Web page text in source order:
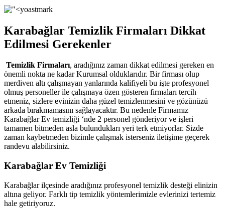
Karabağlar Temizlik Firmaları Dikkat
Edilmesi Gerekenler
Temizlik Firmaları, aradığınız zaman dikkat edilmesi gereken en
önemli nokta ne kadar Kurumsal olduklarıdır. Bir firması olup
merdiven altı çalışmayan yanlarında kalifiyeli bu işte profesyonel
olmuş personeller ile çalışmaya özen gösteren firmaları tercih
etmeniz, sizlere evinizin daha güzel temizlenmesini ve gözünüzü
arkada bırakmamasını sağlayacaktır. Bu nedenle Firmamız
Karabağlar Ev temizliği ‘nde 2 personel gönderiyor ve işleri
tamamen bitmeden asla bulundukları yeri terk etmiyorlar. Sizde
zaman kaybetmeden bizimle çalışmak isterseniz iletişime geçerek
randevu alabilirsiniz.
Karabağlar Ev Temizliği
Karabağlar ilçesinde aradığınız profesyonel temizlik desteği elinizin
altına geliyor. Farklı tip temizlik yöntemlerimizle evlerinizi tertemiz
hale getiriyoruz.